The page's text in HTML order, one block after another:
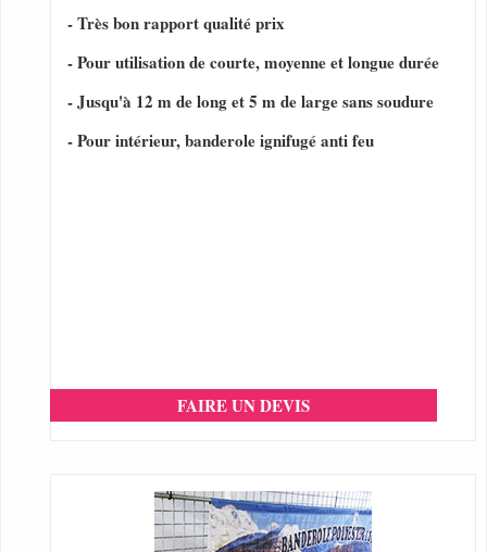
- Très bon rapport qualité prix
- Pour utilisation de courte, moyenne et longue durée
- Jusqu'à 12 m de long et 5 m de large sans soudure
- Pour intérieur, banderole ignifugé anti feu
FAIRE UN DEVIS